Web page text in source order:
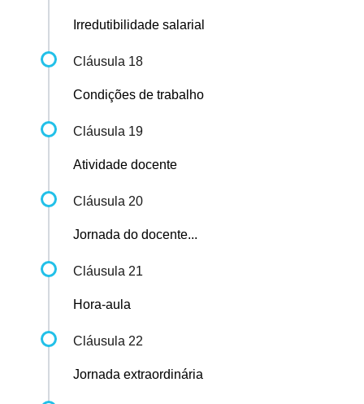
Irredutibilidade salarial
Cláusula 18
Condições de trabalho
Cláusula 19
Atividade docente
Cláusula 20
Jornada do docente...
Cláusula 21
Hora-aula
Cláusula 22
Jornada extraordinária